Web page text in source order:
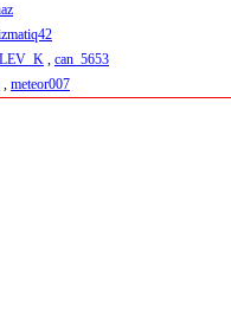
, can_5653
, meteor007